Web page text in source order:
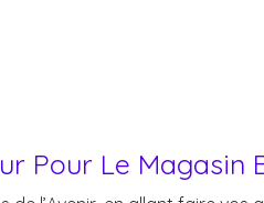
Pour Le Magasin